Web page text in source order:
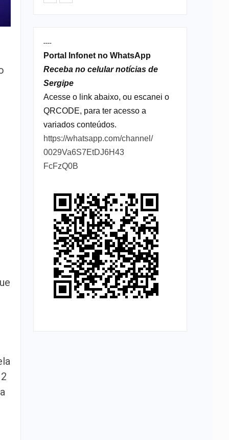
----
Portal Infonet no WhatsApp
Receba no celular notícias de
Sergipe
Acesse o link abaixo, ou escanei o
QRCODE, para ter acesso a
variados conteúdos.
https://whatsapp.com/channel/
0029Va6S7EtDJ6H43
FcFzQ0B